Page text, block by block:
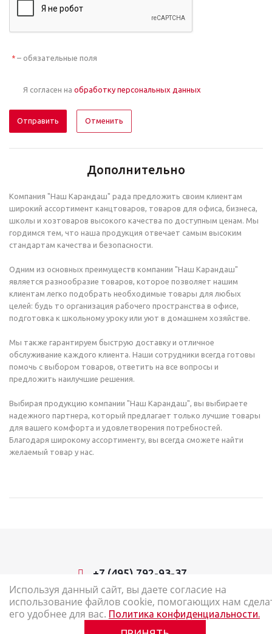
* – обязательные поля
Я согласен на обработку персональных данных
Отменить
Дополнительно
Компания "Наш Карандаш" рада предложить своим клиентам
широкий ассортимент канцтоваров, товаров для офиса, бизнеса,
школы и хозтоваров высокого качества по доступным ценам. Мы
гордимся тем, что наша продукция отвечает самым высоким
стандартам качества и безопасности.
Одним из основных преимуществ компании "Наш Карандаш"
является разнообразие товаров, которое позволяет нашим
клиентам легко подобрать необходимые товары для любых
целей: будь то организация рабочего пространства в офисе,
подготовка к школьному уроку или уют в домашнем хозяйстве.
Мы также гарантируем быструю доставку и отличное
обслуживание каждого клиента. Наши сотрудники всегда готовы
помочь с выбором товаров, ответить на все вопросы и
предложить наилучшие решения.
Выбирая продукцию компании "Наш Карандаш", вы выбираете
надежного партнера, который предлагает только лучшие товары
для вашего комфорта и удовлетворения потребностей.
Благодаря широкому ассортименту, вы всегда сможете найти
желаемый товар у нас.
+7 (495) 792-93-37
2026 © Наш Карандаш: интернет-магазин канцелярских товаров
Карта сайта
Используя данный сайт, вы даете согласие на
использование файлов cookie, помогающих нам
его удобнее для вас. Политика конфиденциальности.